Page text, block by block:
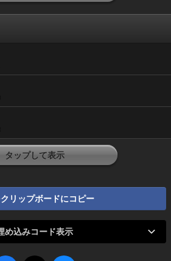
タップして表示
リップボードにコピー
め込みコード表示